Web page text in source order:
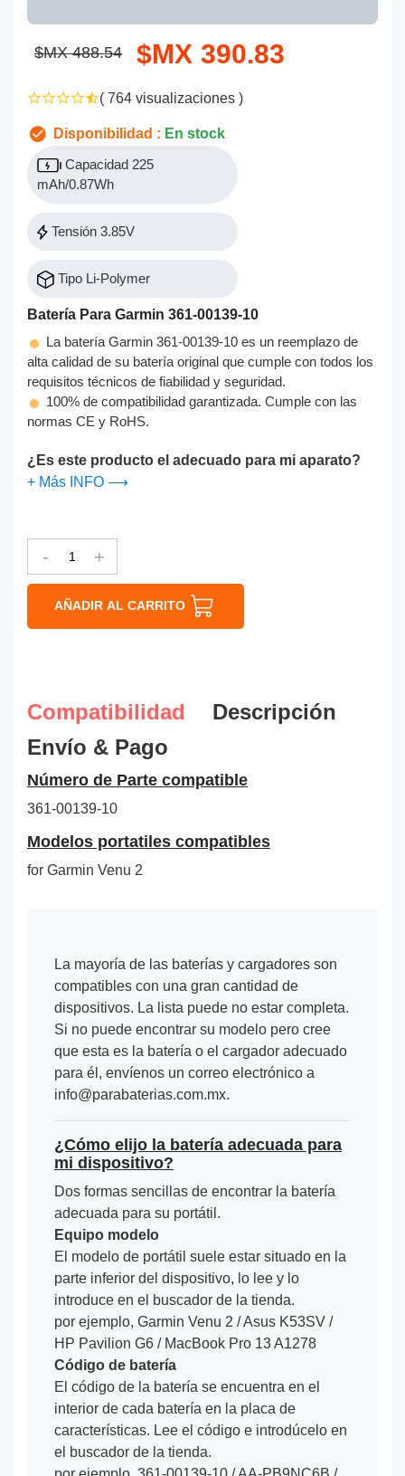
$MX 488.54 $MX 390.83
( 764 visualizaciones )
Disponibilidad : En stock
Capacidad 225
mAh/0.87Wh
Tensión 3.85V
Tipo Li-Polymer
Batería Para Garmin 361-00139-10
La batería Garmin 361-00139-10 es un reemplazo de
alta calidad de su batería original que cumple con todos los
requisitos técnicos de fiabilidad y seguridad.
100% de compatibilidad garantizada. Cumple con las
normas CE y RoHS.
¿Es este producto el adecuado para mi aparato?
+ Más INFO ⟶
- +
AÑADIR AL CARRITO
Compatibilidad
Descripción
Envío & Pago
Número de Parte compatible
361-00139-10
Modelos portatiles compatibles
for Garmin Venu 2
La mayoría de las baterías y cargadores son
compatibles con una gran cantidad de
dispositivos. La lista puede no estar completa.
Si no puede encontrar su modelo pero cree
que esta es la batería o el cargador adecuado
para él, envíenos un correo electrónico a
info@parabaterias.com.mx.
¿Cómo elijo la batería adecuada para
mi dispositivo?
Dos formas sencillas de encontrar la batería
adecuada para su portátil.
Equipo modelo
El modelo de portátil suele estar situado en la
parte inferior del dispositivo, lo lee y lo
introduce en el buscador de la tienda.
por ejemplo, Garmin Venu 2 / Asus K53SV /
HP Pavilion G6 / MacBook Pro 13 A1278
Código de batería
El código de la batería se encuentra en el
interior de cada batería en la placa de
características. Lee el código e introdúcelo en
el buscador de la tienda.